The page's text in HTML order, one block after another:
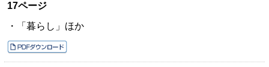
17ページ
・「暮らし」ほか